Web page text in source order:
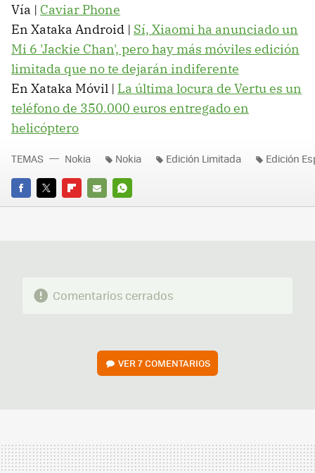
Vía | Caviar Phone
En Xataka Android | Sí, Xiaomi ha anunciado un
Mi 6 'Jackie Chan', pero hay más móviles edición
limitada que no te dejarán indiferente
En Xataka Móvil | La última locura de Vertu es un
teléfono de 350.000 euros entregado en
helicóptero
FACEBOOK
TWITTERFLIPBOARD
E-
WHATSAPP
TEMAS Nokia Nokia Edición Limitada Edición
Comentarios cerrados
VER7 COMENTARIOS